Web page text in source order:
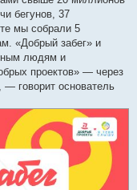
бегунов, 37
мы собрали 5
«Добрый забег» и
людям и
проектов» — через
— говорит основатель